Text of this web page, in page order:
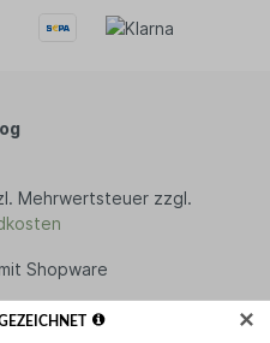
Mehrwertsteuer zzgl.
Shopware
✕